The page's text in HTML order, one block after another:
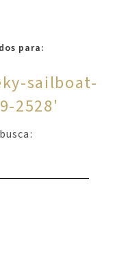
para:
sailboat-
2528'